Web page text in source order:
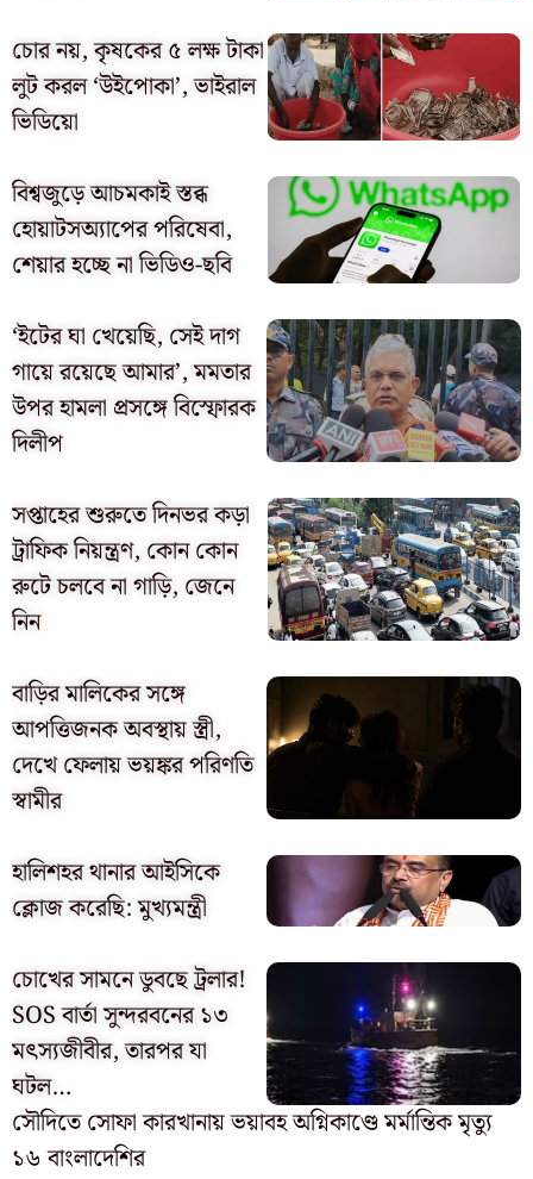
চোর নয়, কৃষকের ৫ লক্ষ টাকা
লুট করল ‘উইপোকা’, ভাইরাল
ভিডিয়ো
বিশ্বজুড়ে আচমকাই স্তব্ধ
হোয়াটসঅ্যাপের পরিষেবা,
শেয়ার হচ্ছে না ভিডিও-ছবি
‘ইটের ঘা খেয়েছি, সেই দাগ
গায়ে রয়েছে আমার’, মমতার
উপর হামলা প্রসঙ্গে বিস্ফোরক
দিলীপ
সপ্তাহের শুরুতে দিনভর কড়া
ট্রাফিক নিয়ন্ত্রণ, কোন কোন
রুটে চলবে না গাড়ি, জেনে
নিন
বাড়ির মালিকের সঙ্গে
আপত্তিজনক অবস্থায় স্ত্রী,
দেখে ফেলায় ভয়ঙ্কর পরিণতি
স্বামীর
হালিশহর থানার আইসিকে
ক্লোজ করেছি: মুখ্যমন্ত্রী
চোখের সামনে ডুবছে ট্রলার!
SOS বার্তা সুন্দরবনের ১৩
মৎস্যজীবীর, তারপর যা
ঘটল…
সৌদিতে সোফা কারখানায় ভয়াবহ অগ্নিকাণ্ডে মর্মান্তিক মৃত্যু
১৬ বাংলাদেশির